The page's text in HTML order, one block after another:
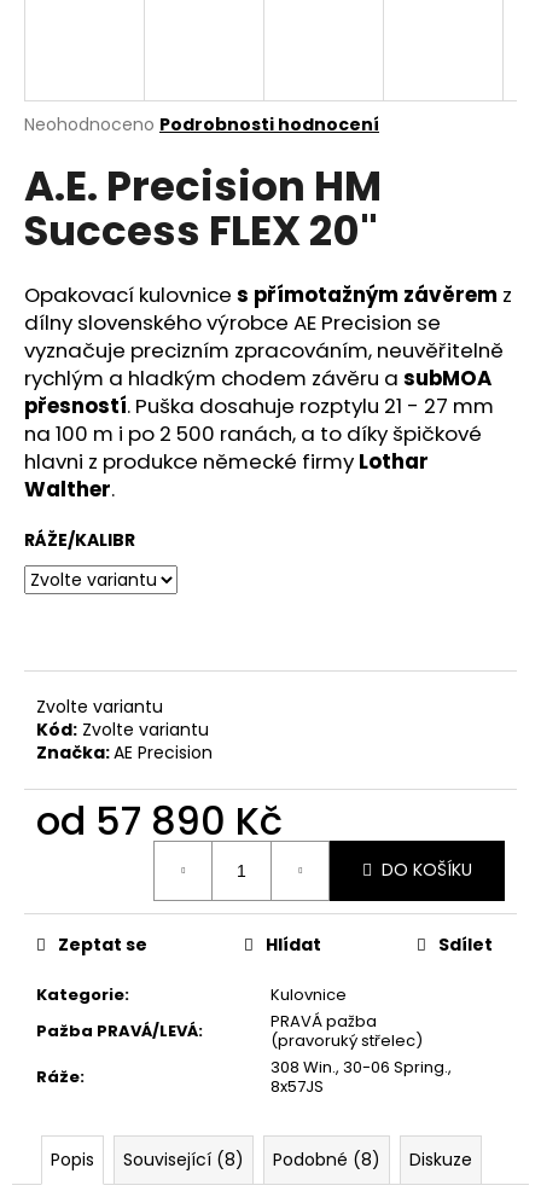
Průměrné
produktu
je
0,0
z
hvězdiček.
Neohodnoceno Podrobnosti hodnocení
A.E. Precision HM
Success FLEX 20"
Opakovací kulovnice s přímotažným závěrem z
dílny slovenského výrobce AE Precision se
vyznačuje precizním zpracováním, neuvěřitelně
rychlým a hladkým chodem závěru a subMOA
přesností. Puška dosahuje rozptylu 21 - 27 mm
na 100 m i po 2 500 ranách, a to díky špičkové
hlavni z produkce německé firmy Lothar
Walther.
RÁŽE/KALIBR
Zvolte variantu
Kód: Zvolte variantu
Značka:AE Precision
od 57 890 Kč
DO KOŠÍKU
Kategorie:
Kulovnice
Pažba PRAVÁ/LEVÁ:
PRAVÁ pažba
(pravoruký střelec)
Ráže:
308 Win., 30-06 Spring.,
8x57JS
Zeptat se Hlídat Sdílet
Popis Související (8) Podobné (8) Diskuze
í
t
HLEDAT
D
o
p
o
r
č
u
j
e
AIMPOINT
KULIČKA
NA
ZÁVĚR